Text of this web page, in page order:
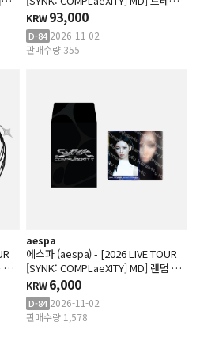
닝 팬츠 SET
KRW93,000
D-84 2026-11-02
판매수량 355
지
aespa
에스파 (aespa) - [2026 LIVE TOUR
[SYNK: COMPLaeXITY] MD] 랜덤 트
레이딩 카드 SET
KRW6,000
D-84 2026-11-02
판매수량 1,578